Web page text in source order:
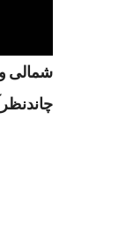
شمالی